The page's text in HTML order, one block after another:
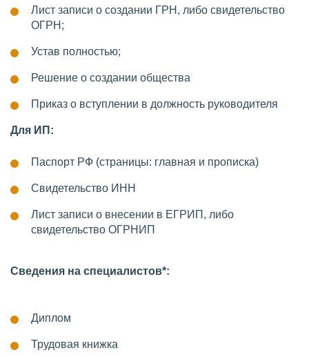
Лист записи о создании ГРН, либо свидетельство
ОГРН;
Устав полностью;
Решение о создании общества
Приказ о вступлении в должность руководителя
Для ИП:
Паспорт РФ (страницы: главная и прописка)
Свидетельство ИНН
Лист записи о внесении в ЕГРИП, либо
свидетельство ОГРНИП
Сведения на специалистов*:
Диплом
Трудовая книжка